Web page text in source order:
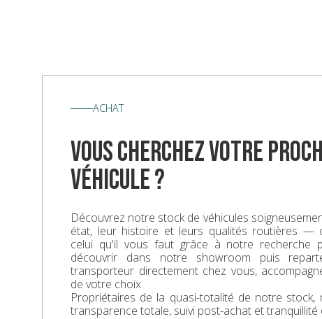
ACHAT
vous cherchez votre
véhicule ?
Découvrez notre stock de véhicules
état, leur histoire et leurs qualités routières —
celui qu'il vous faut grâce à notre recherche
découvrir dans notre showroom puis
transporteur directement chez vous,
de votre choix.
Propriétaires de la quasi-totalité de notre stock,
transparence totale, suivi post-achat et